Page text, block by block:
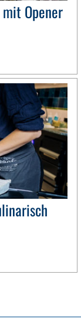
Opener